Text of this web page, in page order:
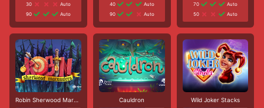
30
Auto
90
Auto
40
Auto
90
Auto
70
Auto
50
Auto
Robin Sherwood Marauders Cauldron Wild Joker Stacks